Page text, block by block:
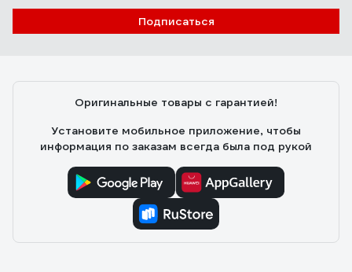
Подписаться
Оригинальные товары с гарантией!
Установите мобильное приложение, чтобы
информация по заказам всегда была под рукой